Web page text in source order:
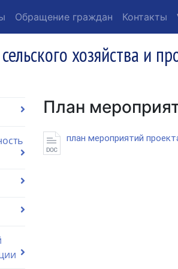
Обращение граждан Контакты
хозяйства и
План
план мероприятий